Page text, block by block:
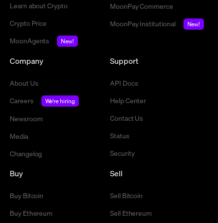
Learn about Crypto
Crypto Price
MoonAgents
New!
MoonPay Commerce
MoonPay Institutional
New!
Company
About Us
Careers
We're hiring
Newsroom
Media
Changelog
Support
API Docs
Help Center
Contact Us
Status
Security
Buy
Buy Bitcoin
Buy Ethereum
Sell
Sell Bitcoin
Sell Ethereum